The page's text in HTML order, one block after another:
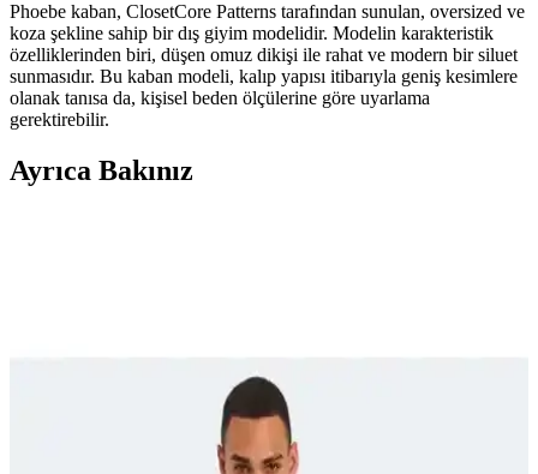
Phoebe kaban, ClosetCore Patterns tarafından sunulan, oversized ve
koza şekline sahip bir dış giyim modelidir. Modelin karakteristik
özelliklerinden biri, düşen omuz dikişi ile rahat ve modern bir siluet
sunmasıdır. Bu kaban modeli, kalıp yapısı itibarıyla geniş kesimlere
olanak tanısa da, kişisel beden ölçülerine göre uyarlama
gerektirebilir.
Ayrıca Bakınız
Koyun Yününden El Yapımı Kaban Üretimi: Süreç,
Malzemeler ve Teknik Detaylar